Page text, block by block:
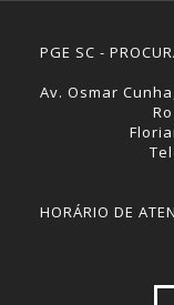
PGE SC -
Av. Osmar
HORÁRIO DE